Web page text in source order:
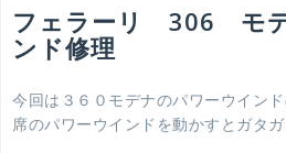
フェラーリ 306 モ
ンド修理
今回は３６０モデナのパワーウイン
席のパワーウインドを動かすとガタガ